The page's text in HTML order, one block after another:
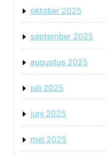
oktober 2025
september 2025
augustus 2025
juli 2025
juni 2025
mei 2025